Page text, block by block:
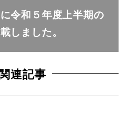
令和５年度上半期の
しました。
連記事